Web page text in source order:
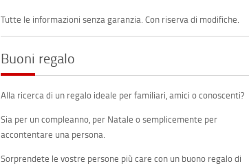
Tutte le informazioni senza garanzia. Con riserva di modifiche.
Buoni regalo
Alla ricerca di un regalo ideale per familiari, amici o conoscenti?
Sia per un compleanno, per Natale o semplicemente per
accontentare una persona.
Sorprendete le vostre persone più care con un buono regalo di